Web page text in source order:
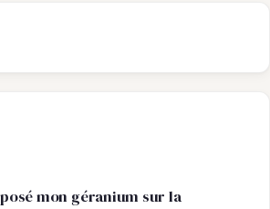
mon géranium sur la